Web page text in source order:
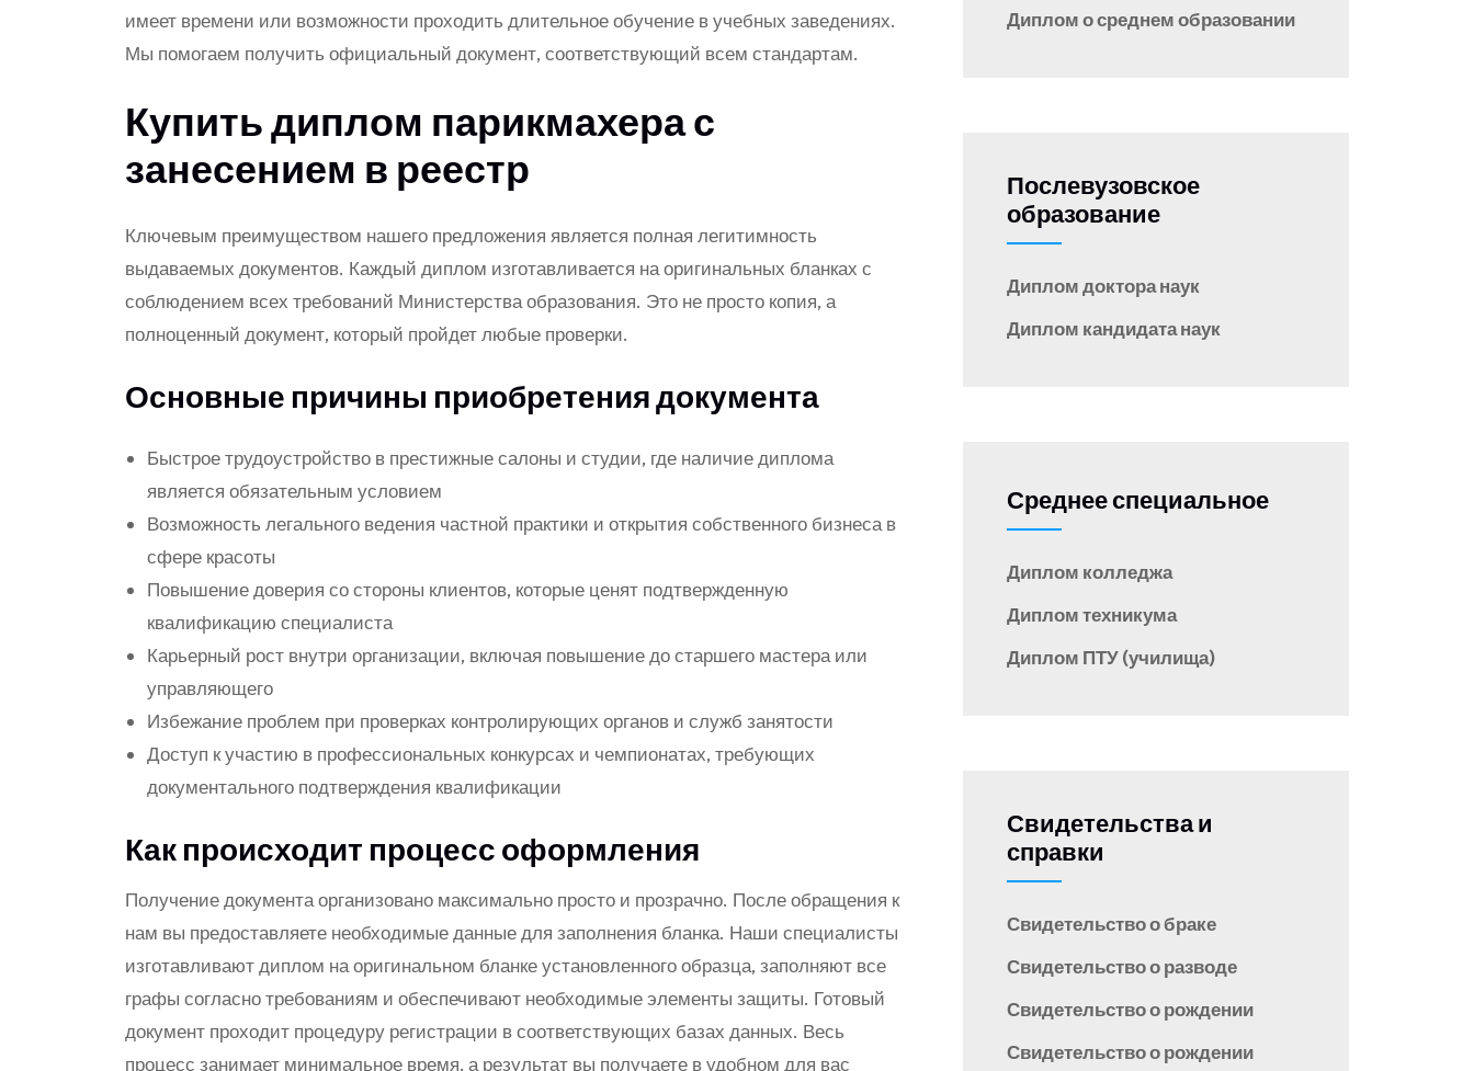
имеет времени или возможности проходить длительное обучение в учебных заведениях.
Мы помогаем получить официальный документ, соответствующий всем стандартам.
Купить диплом парикмахера с
занесением в реестр
Ключевым преимуществом нашего предложения является полная легитимность
выдаваемых документов. Каждый диплом изготавливается на оригинальных бланках с
соблюдением всех требований Министерства образования. Это не просто копия, а
полноценный документ, который пройдет любые проверки.
Основные причины приобретения документа
Быстрое трудоустройство в престижные салоны и студии, где наличие диплома
является обязательным условием
Возможность легального ведения частной практики и открытия собственного бизнеса в
сфере красоты
Повышение доверия со стороны клиентов, которые ценят подтвержденную
квалификацию специалиста
Карьерный рост внутри организации, включая повышение до старшего мастера или
управляющего
Избежание проблем при проверках контролирующих органов и служб занятости
Доступ к участию в профессиональных конкурсах и чемпионатах, требующих
документального подтверждения квалификации
Как происходит процесс оформления
Получение документа организовано максимально просто и прозрачно. После обращения к
нам вы предоставляете необходимые данные для заполнения бланка. Наши специалисты
изготавливают диплом на оригинальном бланке установленного образца, заполняют все
графы согласно требованиям и обеспечивают необходимые элементы защиты. Готовый
документ проходит процедуру регистрации в соответствующих базах данных. Весь
процесс занимает минимальное время, а результат вы получаете в удобном для вас
Диплом о среднем образовании
Послевузовское
образование
Диплом доктора наук
Диплом кандидата наук
Среднее специальное
Диплом колледжа
Диплом техникума
Диплом ПТУ (училища)
Свидетельства и
справки
Свидетельство о браке
Свидетельство о разводе
Свидетельство о рождении
Свидетельство о рождении